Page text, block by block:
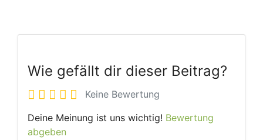
Wie gefällt dir dieser Beitrag?
Keine Bewertung
Deine Meinung ist uns wichtig! Bewertung
abgeben